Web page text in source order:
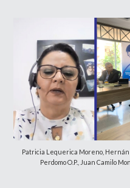
Patricia Lequerica Moreno, Hernán
Perdomo O.P., Juan Camilo